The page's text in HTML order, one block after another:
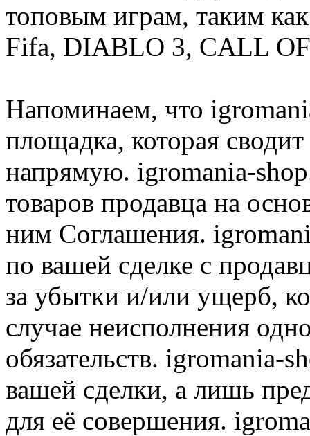
топовым играм, таким
Fifa, DIABLO 3, CALL
Напоминаем, что
площадка, которая
напрямую. igromania-
товаров продавца на
ним Соглашения.
по вашей сделке с
за убытки и/или ущерб,
случае неисполнения
обязательств. igromania-
вашей сделки, а лишь
для её совершения.